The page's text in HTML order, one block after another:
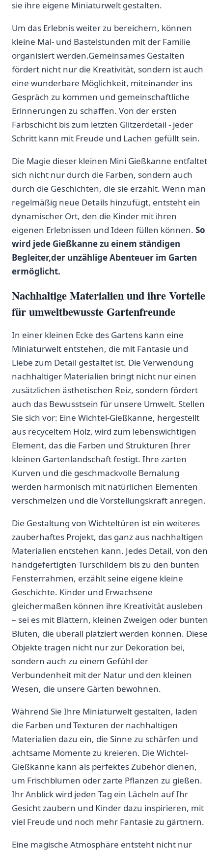
sie ihre eigene Miniaturwelt gestalten.
Um‍ das Erlebnis ​weiter‌ zu bereichern, können
kleine Mal- ⁤und⁤ Bastelstunden mit der Familie
organisiert werden.Gemeinsames Gestalten
fördert nicht nur ‌die ​Kreativität, sondern ist auch
eine wunderbare Möglichkeit, ‌miteinander ⁣ins‍
Gespräch zu kommen ​und gemeinschaftliche
Erinnerungen zu ​schaffen. ‌Von ‌der ersten
Farbschicht ‌bis ⁤zum letzten Glitzerdetail -⁤ jeder
Schritt kann mit⁢ Freude und Lachen‌ gefüllt sein.
Die Magie ⁢dieser kleinen Mini Gießkanne entfaltet
‍sich nicht ⁢nur durch ​die Farben, sondern auch
durch die Geschichten, die sie erzählt. Wenn ‍man
regelmäßig ‍neue Details hinzufügt, entsteht ein
dynamischer Ort, ⁣den die Kinder mit ihren​
eigenen Erlebnissen und​ Ideen füllen können. So
wird ⁢jede Gießkanne zu einem ständigen
Begleiter,der unzählige Abenteuer im Garten
ermöglicht.
Nachhaltige ⁢Materialien und ​ihre⁤ Vorteile
für ‌umweltbewusste Gartenfreunde
In einer‍ kleinen Ecke des Gartens ⁤kann‍ eine
Miniaturwelt entstehen,​ die ⁤mit Fantasie und
Liebe zum Detail gestaltet ist. Die Verwendung
nachhaltiger Materialien bringt nicht nur einen
zusätzlichen ⁢ästhetischen‍ Reiz, ​sondern fördert​
auch das⁤ Bewusstsein ⁢für unsere Umwelt. Stellen⁤
Sie⁤ sich vor: ⁢Eine Wichtel-Gießkanne, hergestellt
aus recyceltem Holz, wird zum ‌lebenswichtigen​
Element, das die ​Farben und Strukturen Ihrer
kleinen Gartenlandschaft festigt. ⁢Ihre​ zarten
Kurven und die geschmackvolle Bemalung
werden ‌harmonisch mit natürlichen Elementen
verschmelzen und die Vorstellungskraft⁣ anregen.
Die‌ Gestaltung von Wichteltüren ist ein ⁣weiteres
zauberhaftes Projekt, das ganz aus nachhaltigen
Materialien entstehen kann. ⁢Jedes ​Detail, von den
handgefertigten ⁤Türschildern bis zu den bunten
Fensterrahmen, ​erzählt seine eigene ‌kleine
Geschichte. Kinder und ‌Erwachsene
gleichermaßen können ⁢ihre‌ Kreativität ausleben
– sei⁤ es mit Blättern, ‍kleinen Zweigen oder bunten
Blüten, die überall platziert werden⁢ können. Diese
Objekte tragen nicht nur ‍zur Dekoration bei,
sondern ​auch​ zu einem Gefühl der
Verbundenheit mit der Natur ​und den kleinen
Wesen, die unsere Gärten bewohnen.
Während Sie Ihre Miniaturwelt ‍gestalten, laden
die Farben⁤ und Texturen der⁤ nachhaltigen‍
Materialien dazu ein, die Sinne zu schärfen und
achtsame⁤ Momente zu kreieren. Die Wichtel-
Gießkanne kann als perfektes Zubehör dienen,
um Frischblumen oder zarte Pflanzen zu‌ gießen.
Ihr Anblick wird jeden Tag ein Lächeln auf Ihr
Gesicht zaubern und Kinder ⁢dazu inspirieren, mit
viel Freude⁢ und noch⁤ mehr Fantasie zu ⁣gärtnern.
Eine ⁤magische Atmosphäre entsteht nicht ​nur